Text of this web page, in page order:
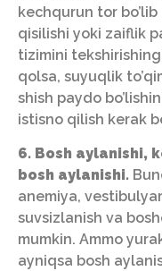
kechqurun tor
qisilishi yoki zaiflik
tizimini
qolsa, suyuqlik
shish paydo
istisno qilish kerak
6. Bosh aylanishi,
bosh aylanishi.
anemiya,
suvsizlanish va
mumkin. Ammo
ayniqsa bosh